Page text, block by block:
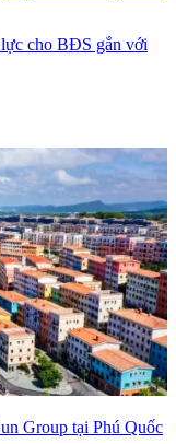
cho BĐS gắn với
Group tại Phú Quốc